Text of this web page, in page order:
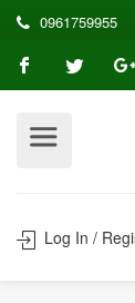
0961759955
Log In /